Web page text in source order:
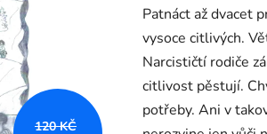
Patnáct až dvacet
vysoce citlivých.
Narcističtí rodiče
citlivost pěstují.
potřeby. Ani v
120 KČ